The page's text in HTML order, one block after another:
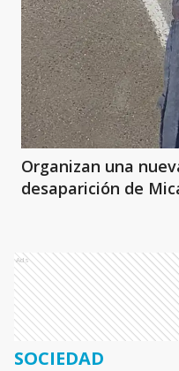
Organizan una
desaparición de
Ads
SOCIEDAD